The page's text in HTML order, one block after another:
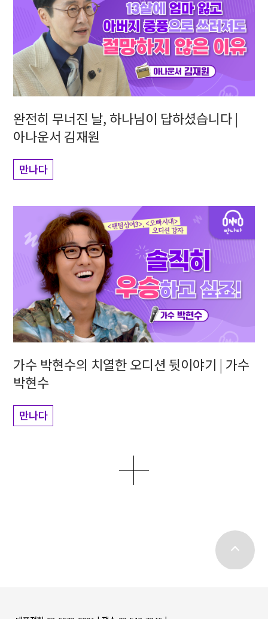
완전히 무너진 날, 하나님이 답하셨습니다 |
아나운서 김재원
만나다
가수 박현수의 치열한 오디션 뒷이야기 | 가수
박현수
만나다